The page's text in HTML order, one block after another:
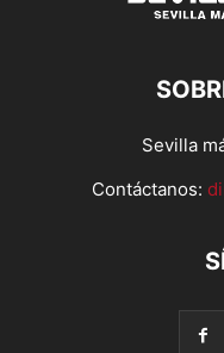
Sevilla
Contáctanos: